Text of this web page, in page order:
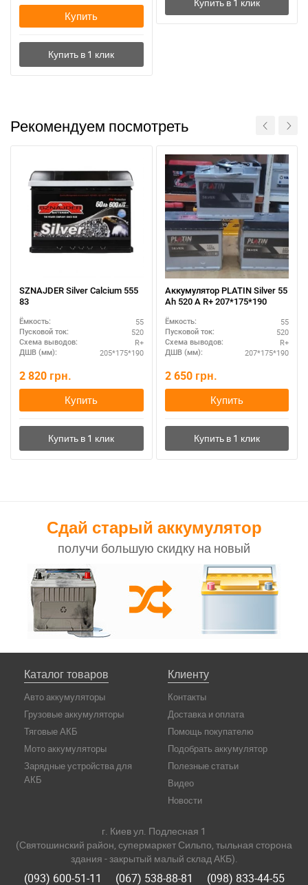
Купить
Рекомендуем посмотреть
SZNAJDER Silver Calcium 555
83
Ёмкость: 55
Пусковой ток: 520
Схема выводов: R+
ДШВ (мм): 205*175*190
2 820 грн.
Купить
Аккумулятор PLATIN Silver 55
Ah 520 A R+ 207*175*190
Ёмкость: 55
Пусковой ток: 520
Схема выводов: R+
ДШВ (мм): 207*175*190
2 650 грн.
Купить
Сдай старый аккумулятор
получи большую скидку на новый
Каталог товаров
Авто аккумуляторы
Грузовые аккумуляторы
Тяговые АКБ
Мото аккумуляторы
Зарядные устройства для
АКБ
Клиенту
Контакты
Доставка и оплата
Помощь покупателю
Подобрать аккумулятор
Полезные статьи
Видео
Новости
г. Киев ул. Подлесная 1
(Святошинский район, супермаркет Сильпо, тыльная сторона
здания - закрытый малый склад АКБ).
(093) 600-51-11 (067) 538-88-81 (098) 833-44-55